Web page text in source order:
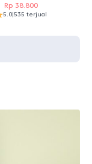
Rp 38.800
5.0|535 terjual